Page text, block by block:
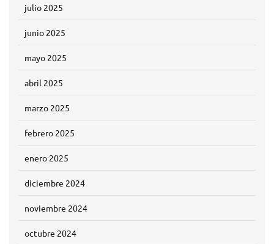
julio 2025
junio 2025
mayo 2025
abril 2025
marzo 2025
febrero 2025
enero 2025
diciembre 2024
noviembre 2024
octubre 2024